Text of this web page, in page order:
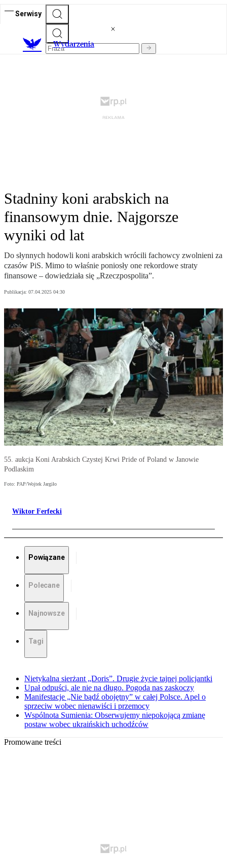
Serwisy
Wydarzenia
Stadniny koni arabskich na
finansowym dnie. Najgorsze
wyniki od lat
Do słynnych hodowli koni arabskich wrócili fachowcy zwolnieni za
czasów PiS. Mimo to właśnie poniosły one rekordowe straty
finansowe – dowiedziała się „Rzeczpospolita”.
Publikacja: 07.04.2025 04:30
55. aukcja Koni Arabskich Czystej Krwi Pride of Poland w Janowie
Podlaskim
Foto: PAP/Wojtek Jargiło
Wiktor Ferfecki
Powiązane
Polecane
Najnowsze
Tagi
Nietykalna sierżant „Doris”. Drugie życie tajnej policjantki
Upał odpuści, ale nie na długo. Pogoda nas zaskoczy
Manifestacje „Nie bądź obojętny” w całej Polsce. Apel o
sprzeciw wobec nienawiści i przemocy
Wspólnota Sumienia: Obserwujemy niepokojącą zmianę
postaw wobec ukraińskich uchodźców
Promowane treści